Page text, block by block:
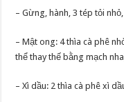
– Gừng, hành, 3 tép tỏi
– Mật ong: 4 thìa cà phê
thể thay thế bằng mạch
– Xì dầu: 2 thìa cà phê xì